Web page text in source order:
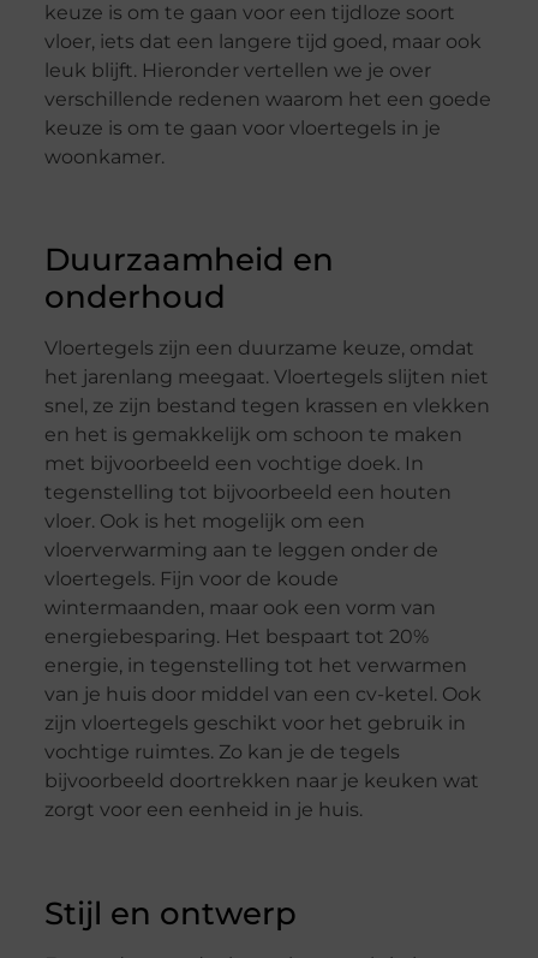
keuze is om te gaan voor een tijdloze soort
vloer, iets dat een langere tijd goed, maar ook
leuk blijft. Hieronder vertellen we je over
verschillende redenen waarom het een goede
keuze is om te gaan voor vloertegels in je
woonkamer.
Duurzaamheid en
onderhoud
Vloertegels zijn een duurzame keuze, omdat
het jarenlang meegaat. Vloertegels slijten niet
snel, ze zijn bestand tegen krassen en vlekken
en het is gemakkelijk om schoon te maken
met bijvoorbeeld een vochtige doek. In
tegenstelling tot bijvoorbeeld een houten
vloer. Ook is het mogelijk om een
vloerverwarming aan te leggen onder de
vloertegels. Fijn voor de koude
wintermaanden, maar ook een vorm van
energiebesparing. Het bespaart tot 20%
energie, in tegenstelling tot het verwarmen
van je huis door middel van een cv-ketel. Ook
zijn vloertegels geschikt voor het gebruik in
vochtige ruimtes. Zo kan je de tegels
bijvoorbeeld doortrekken naar je keuken wat
zorgt voor een eenheid in je huis.
Stijl en ontwerp